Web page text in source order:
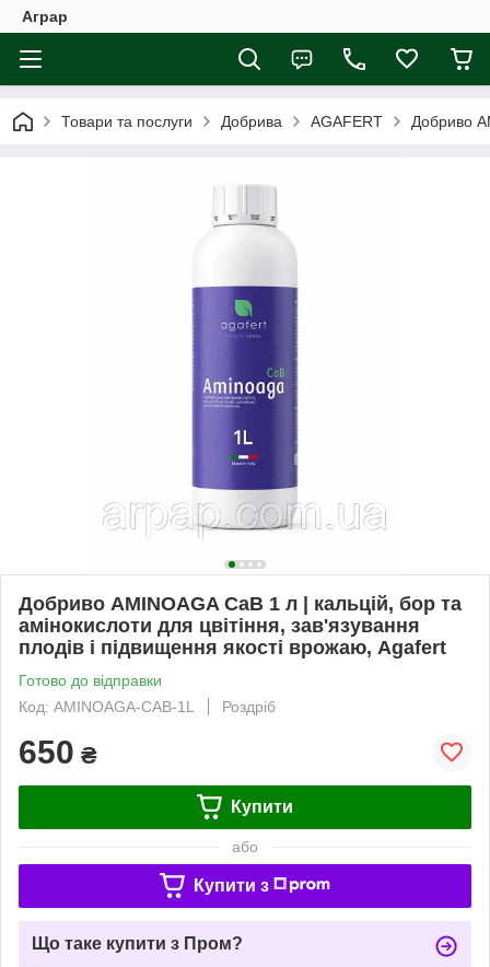
Аграр
Товари та послуги Добрива AGAFERT Добриво
Добриво AMINOAGA CaB 1 л | кальцій, бор та
амінокислоти для цвітіння, зав'язування
плодів і підвищення якості врожаю, Agafert
Готово до відправки
Код: AMINOAGA-CAB-1L
Роздріб
650 ₴
Купити
або
Купити з
Що таке купити з Пром?